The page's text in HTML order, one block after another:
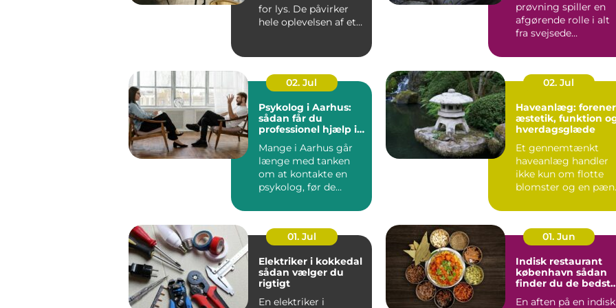
for lys. De påvirker
hele oplevelsen af et
prøvning spiller en
afgørende rolle i alt
fra svejsede
rørledninge...
02. Jul
Psykolog i Aarhus:
sådan får du
professionel hjælp i
Mange i Aarhus går
længe med tanken
om at kontakte en
psykolog, før de
02. Jul
Haveanlæg: forener
æstetik, funktion
hverdagsglæde
Et gennemtænkt
haveanlæg handler
ikke kun om flotte
blomster og en pæn
01. Jul
Elektriker i kokkedal
sådan vælger du
rigtigt
En elektriker i
01. Jun
Indisk restaurant
københavn sådan
finder du de bedste
En aften på en indisk